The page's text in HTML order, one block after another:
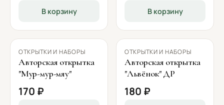
В корзину В корзину
ОТКРЫТКИ И НАБОРЫ
Авторская открытка
"Мур-мур-мяу"
170 ₽
ОТКРЫТКИ И НАБОРЫ
Авторская открытка
"Львёнок" ДР
180 ₽